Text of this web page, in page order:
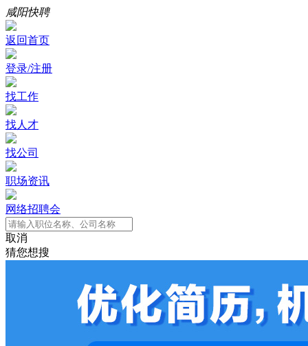
咸阳快聘
返回首页
登录/注册
找工作
找人才
找公司
职场资讯
网络招聘会
取消
猜您想搜